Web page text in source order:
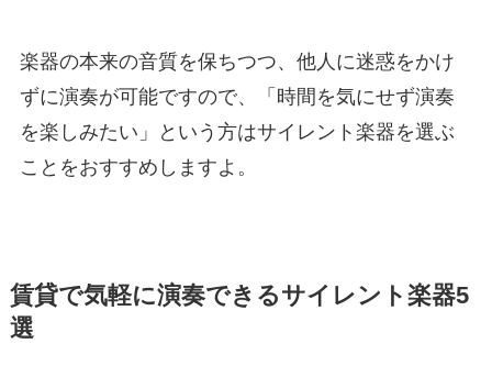
楽器の本来の音質を保ちつつ、他人に迷惑をかけ
ずに演奏が可能ですので、「時間を気にせず演奏
を楽しみたい」という方はサイレント楽器を選ぶ
ことをおすすめしますよ。
賃貸で気軽に演奏できるサイレント楽器5
選